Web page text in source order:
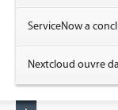
ServiceNow a
Nextcloud ouvre